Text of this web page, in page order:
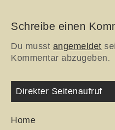
Schreibe einen
Du musst angemeldet
Kommentar abzugeben.
Direkter Seitenaufruf
Home